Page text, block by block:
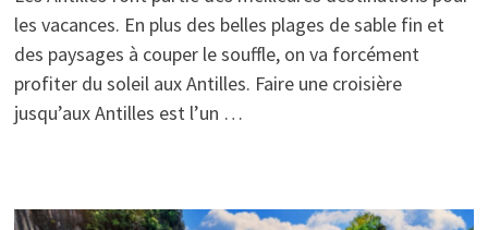
les vacances. En plus des belles plages de sable fin et
des paysages à couper le souffle, on va forcément
profiter du soleil aux Antilles. Faire une croisière
jusqu’aux Antilles est l’un …